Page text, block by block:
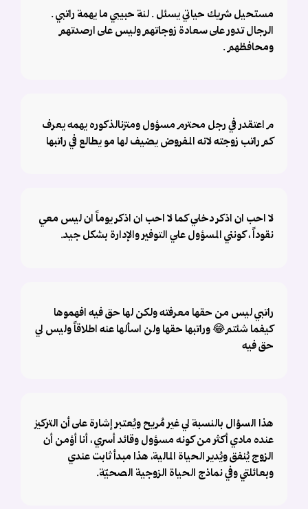
مستحيل شريك حياتي يسئل . لنة حبيبي ما يهمة راتبي .
الرجال تدور على سعادة زوجاتهم وليس على ارصدتهم
ومحافظهم .
م اعتقدر في رجل محترم مسؤول ومتزنالذكوره يهمه يعرف
كم راتب زوجته لانه المفروض يضيف لها مو يطالع في راتبها
لا احب ان اذكر دخلي كما لا احب ان اذكر يوماً ان ليس معي
نقوداً ، كونني المسؤول علي التوفير والإدارة بشكل جيد.
راتبي ليس من حقها معرفته ولكن لها حق فيه افهموها
كيفما شئتم😂 وراتبها حقها ولن اسألها عنه اطلاقاً وليس لي
حق فيه
هذا السؤال بالنسبة لي غير مُريح ويُعتبر إشارة على أن التركيز
عنده مادي أكثر من كونه مسؤول وقائد أسري ، أنا أؤمن أن
الزوج يُنفق ويُدير الحياة المالية، هذا مبدأ ثابت عندي
وبعائلتي وفي نماذج الحياة الزوجية الصحيّة.